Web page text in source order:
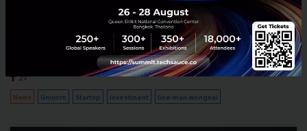
LINE MAN Wongnai announced that it has raised US$265 million in
a Series-B with this investment, LINE MAN Wongnai has achieved a
valuation of over US$1 billion, making it unicorn...
| By
Techsauce Team
27
News Unicorn Startup investment line-man-wongnai